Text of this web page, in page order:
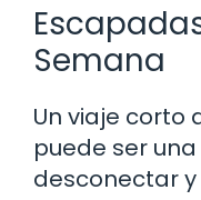
Semana
Un viaje corto
puede ser
desconectar